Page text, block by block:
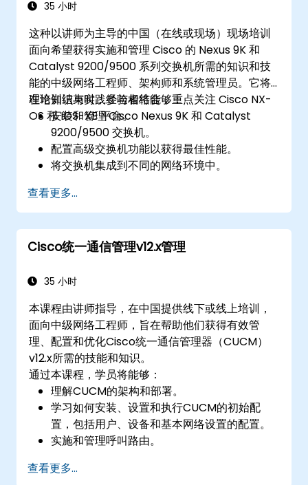
35 小时
这种以讲师为主导的中国（在线或现场）现场培训
面向希望获得实施和管理 Cisco 的 Nexus 9K 和
Catalyst 9200/9500 系列交换机所需的知识和技
能的中级网络工程师、架构师和系统管理员。它将
理论知识与实践经验相结合，重点关注 Cisco NX-
OS 和 IOS-XE 平台。
在培训结束时，参与者将能够：
安装和管理 Cisco Nexus 9K 和 Catalyst
9200/9500 交换机。
配置高级交换机功能以获得最佳性能。
将交换机集成到不同的网络环境中。
利用交换机实现高可用性和数据管理。
查看更多...
Cisco统一通信管理v12.x管理
35 小时
本课程由讲师指导，在中国提供线下或线上培训，
面向中级网络工程师，旨在帮助他们获得有效管
理、配置和优化Cisco统一通信管理器（CUCM）
v12.x所需的技能和知识。
通过本课程，学员将能够：
理解CUCM的架构和部署。
学习如何安装、设置和执行CUCM的初始配
置，包括用户、设备和基本网络设置的配置。
实施和管理呼叫路由。
查看更多...